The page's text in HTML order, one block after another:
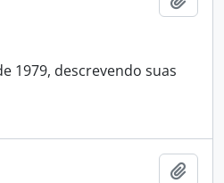
1979, descrevendo suas